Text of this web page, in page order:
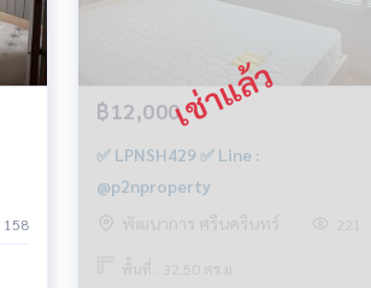
158
฿12,000
✅ LPNSH429 ✅ Line :
@p2nproperty
พัฒนาการ ศรีนครินทร์
พื้นที่ : 32.50 ตร.ม.